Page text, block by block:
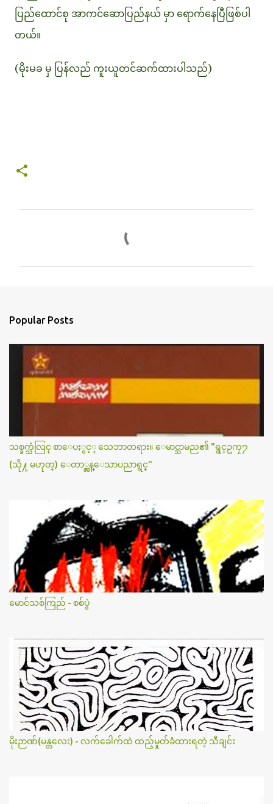
ပြည်ထောင်စု အာကင်ဆောပြည်နယ် မှာ ရောက်နေပြီဖြစ်ပါ
တယ်။
(မိုးမခ မှ ပြန်လည် ကူးယူတင်ဆက်ထားပါသည်)
s
Popular Posts
သစ္ခက္သံလြင္ စာေပႏွင့္ သေဘာတရား။ ေမာင္သာမည၏ "ရွင္ဥကၠ႒
(သို႔ မဟုတ္) ေတာ္လွန္ေသာပညာရွင္"
မောင်သစ်ကြည် - စစ်ပွဲ
မိုးဉာဏ်(မန္တလေး) - လက်ခေါက်ထဲ ထည့်မှုတ်ခံထားရတဲ့ သီချင်း